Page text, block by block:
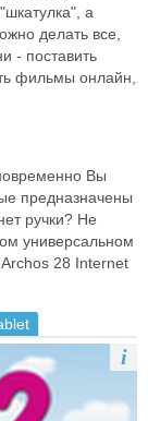
а
делать все,
- поставить
фильмы онлайн,
Вы
предназначены
ручки? Не
универсальном
28 Internet
i